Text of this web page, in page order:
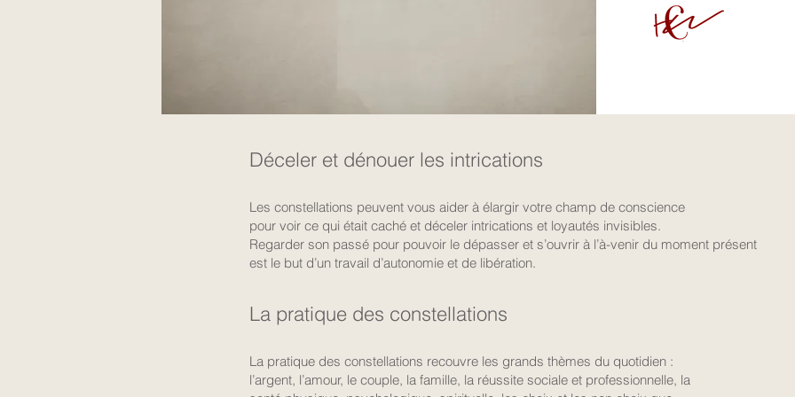
Déceler et dénouer les intrications
Les constellations peuvent vous aider à élargir votre champ de conscience
pour voir ce qui était caché et déceler intrications et loyautés invisibles.
Regarder son passé pour pouvoir le dépasser et s’ouvrir à l’à-venir du moment présent
est le but d’un travail d’autonomie et de libération.
La pratique des constellations
La pratique des constellations recouvre les grands thèmes du quotidien :
l’argent, l’amour, le couple, la famille, la réussite sociale et professionnelle, la